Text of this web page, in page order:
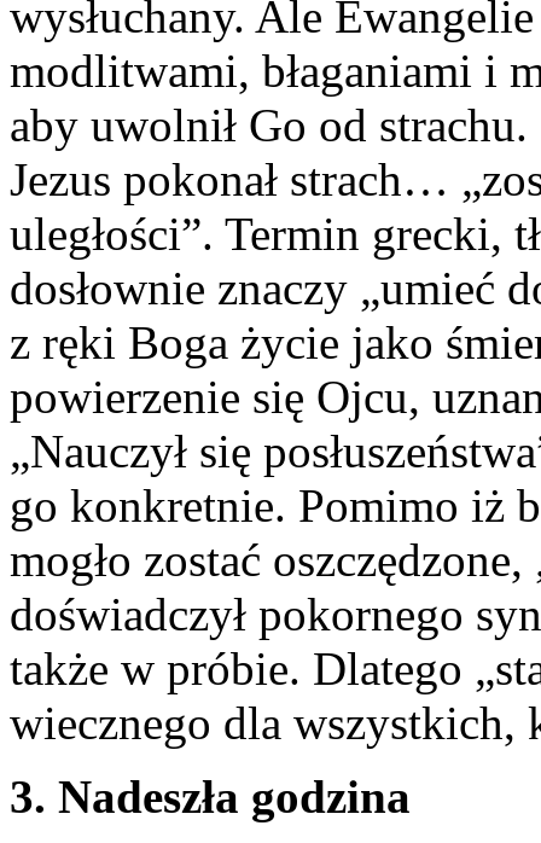
wysłuchany. Ale
modlitwami, błaganiami i
aby uwolnił Go od
Jezus pokonał strach…
uległości”. Termin grecki,
dosłownie znaczy „umieć
z ręki Boga życie jako
powierzenie się Ojcu,
„Nauczył się
go konkretnie. Pomimo iż
mogło zostać
doświadczył pokornego
także w próbie. Dlatego
wiecznego dla wszystkich,
3. Nadeszła godzina